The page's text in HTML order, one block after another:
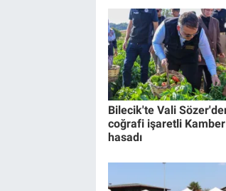
Bilecik'te Vali
coğrafi işaretli
hasadı